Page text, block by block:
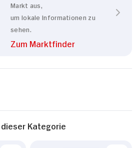
Markt aus,
um lokale Informationen zu
sehen.
Zum Marktfinder
Kategorie